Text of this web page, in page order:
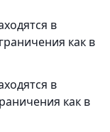
в
как в
в
как в